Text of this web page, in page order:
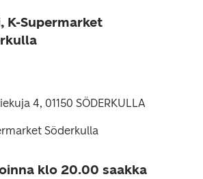
K-Supermarket
4, 01150 SÖDERKULLA
Söderkulla
klo 20.00 saakka